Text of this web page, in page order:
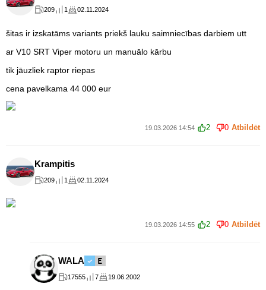
209 1 02.11.2024
šitas ir izskatāms variants priekš lauku saimniecības darbiem utt
ar V10 SRT Viper motoru un manuālo kārbu
tik jāuzliek raptor riepas
cena pavelkama 44 000 eur
19.03.2026 14:54 2 0 Atbildēt
Krampitis
209 1 02.11.2024
19.03.2026 14:55 2 0 Atbildēt
WALA
17555 7 19.06.2002